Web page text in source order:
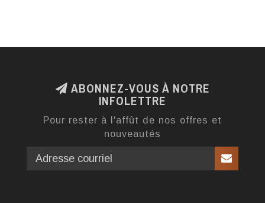
ABONNEZ-VOUS À NOTRE
INFOLETTRE
Pour rester à l'affût de nos offres et
nouveautés